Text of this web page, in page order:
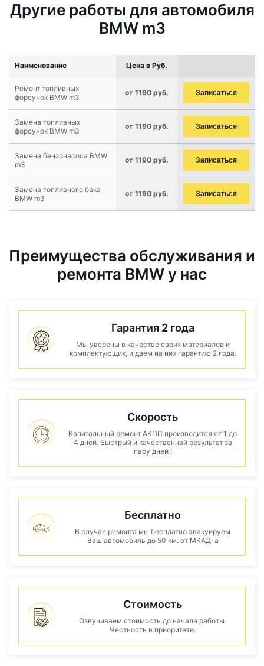
Другие работы для автомобиля
BMW m3
Наименование Цена в Руб.
Ремонт топливных
форсунок BMW m3
от 1190 руб. Записаться
Замена топливных
форсунок BMW m3
от 1190 руб. Записаться
Замена бензонасоса BMW
m3
от 1190 руб. Записаться
Замена топливного бака
BMW m3
от 1190 руб. Записаться
Преимущества обслуживания и
ремонта BMW у нас
Гарантия 2 года
Мы уверены в качестве своих материалов и
комплектующих, и даем на них гарантию 2 года.
Скорость
Капитальный ремонт АКПП производится от 1 до
4 дней. Быстрый и качественнвй результат за
пару дней !
Бесплатно
В случае ремонта мы бесплатно эвакуируем
Ваш автомобиль до 50 км. от МКАД-а
Стоимость
Озвучиваем стоимость до начала работы.
Честность в приоритете.